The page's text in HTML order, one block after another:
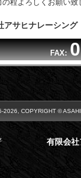
の程よろしくお願い致
アサヒナレーシング
FAX:
2026, COPYRIGHT ©
有限会